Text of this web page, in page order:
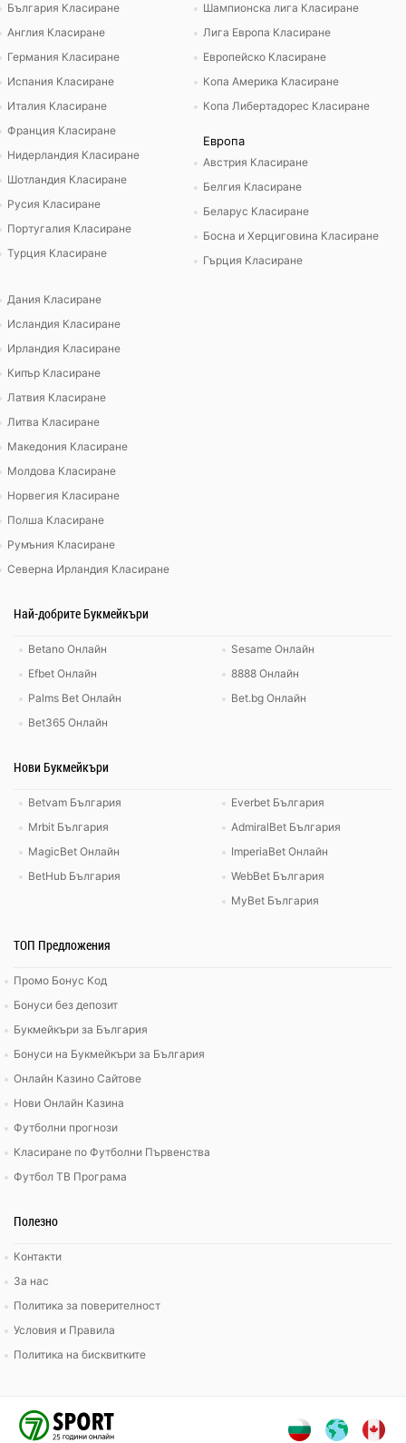
България Класиране
Англия Класиране
Германия Класиране
Испания Класиране
Италия Класиране
Франция Класиране
Нидерландия Класиране
Шотландия Класиране
Русия Класиране
Португалия Класиране
Турция Класиране
Шампионска лига Класиране
Лига Европа Класиране
Европейско Класиране
Копа Америка Класиране
Копа Либертадорес Класиране
Европа
Австрия Класиране
Белгия Класиране
Беларус Класиране
Босна и Херциговина Класиране
Гърция Класиране
Дания Класиране
Исландия Класиране
Ирландия Класиране
Кипър Класиране
Латвия Класиране
Литва Класиране
Македония Класиране
Молдова Класиране
Норвегия Класиране
Полша Класиране
Румъния Класиране
Северна Ирландия Класиране
Най-добрите Букмейкъри
Betano Онлайн
Efbet Онлайн
Palms Bet Онлайн
Bet365 Онлайн
Sesame Онлайн
8888 Онлайн
Bet.bg Онлайн
Нови Букмейкъри
Betvam България
Mrbit България
MagicBet Онлайн
BetHub България
Everbet България
AdmiralBet България
ImperiaBet Онлайн
WebBet България
MyBet България
ТОП Предложения
Промо Бонус Код
Бонуси без депозит
Букмейкъри за България
Бонуси на Букмейкъри за България
Онлайн Казино Сайтове
Нови Онлайн Казина
Футболни прогнози
Класиране по Футболни Първенства
Футбол ТВ Програма
Полезно
Контакти
За нас
Политика за поверителност
Условия и Правила
Политика на бисквитките